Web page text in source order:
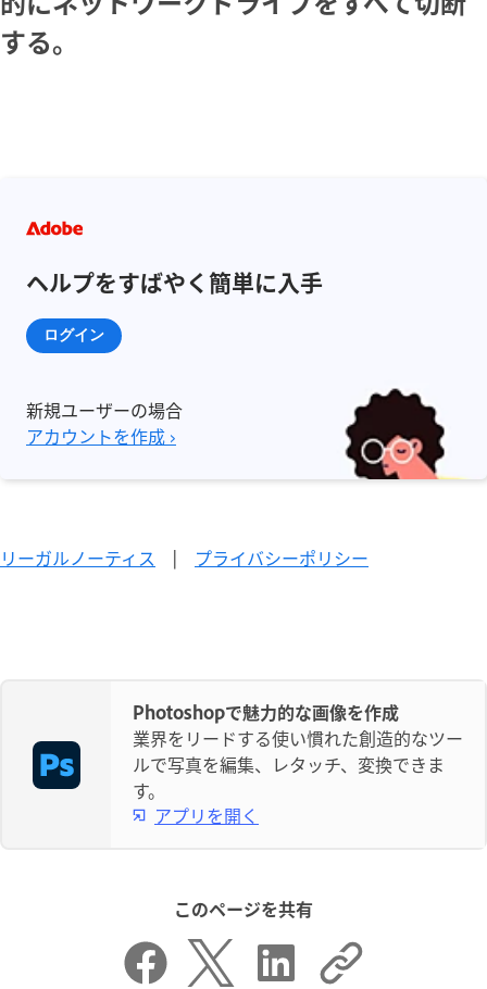
する。
ヘルプをすばやく簡単に入手
ログイン
新規ユーザーの場合
アカウントを作成 ›
リーガルノーティス | プライバシーポリシー
Photoshopで魅力的な画像を作成
業界をリードする使い慣れた創造的なツー
ルで写真を編集、レタッチ、変換できま
す。
アプリを開く
このページを共有